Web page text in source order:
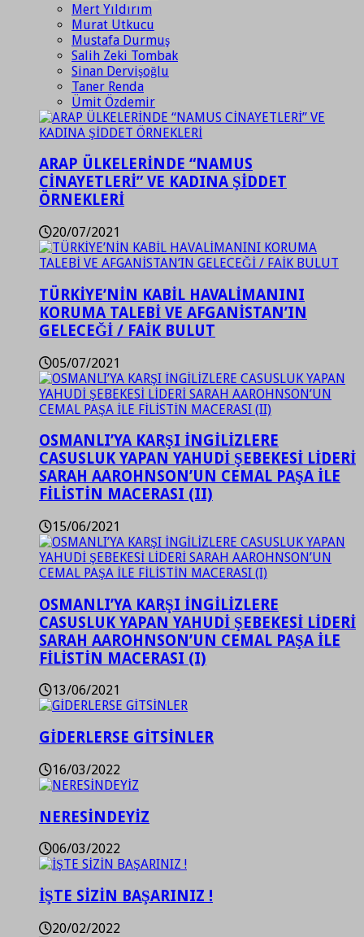
Mert Yıldırım
Murat Utkucu
Mustafa Durmuş
Salih Zeki Tombak
Sinan Dervişoğlu
Taner Renda
Ümit Özdemir
ARAP ÜLKELERİNDE “NAMUS
CİNAYETLERİ” VE KADINA ŞİDDET
ÖRNEKLERİ
20/07/2021
TÜRKİYE’NİN KABİL HAVALİMANINI
KORUMA TALEBİ VE AFGANİSTAN’IN
GELECEĞİ / FAİK BULUT
05/07/2021
OSMANLI’YA KARŞI İNGİLİZLERE
CASUSLUK YAPAN YAHUDİ ŞEBEKESİ LİDERİ
SARAH AAROHNSON’UN CEMAL PAŞA İLE
FİLİSTİN MACERASI (II)
15/06/2021
OSMANLI’YA KARŞI İNGİLİZLERE
CASUSLUK YAPAN YAHUDİ ŞEBEKESİ LİDERİ
SARAH AAROHNSON’UN CEMAL PAŞA İLE
FİLİSTİN MACERASI (I)
13/06/2021
GİDERLERSE GİTSİNLER
16/03/2022
NERESİNDEYİZ
06/03/2022
İŞTE SİZİN BAŞARINIZ !
20/02/2022